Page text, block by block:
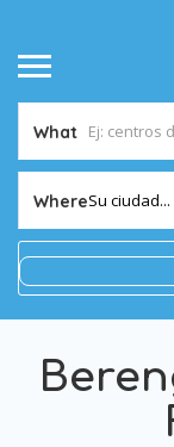
What
WhereSu ciudad...